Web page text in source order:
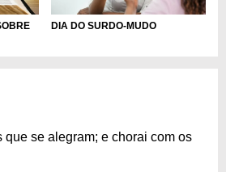
DIA DO SURDO-MUDO
que se alegram; e chorai com os